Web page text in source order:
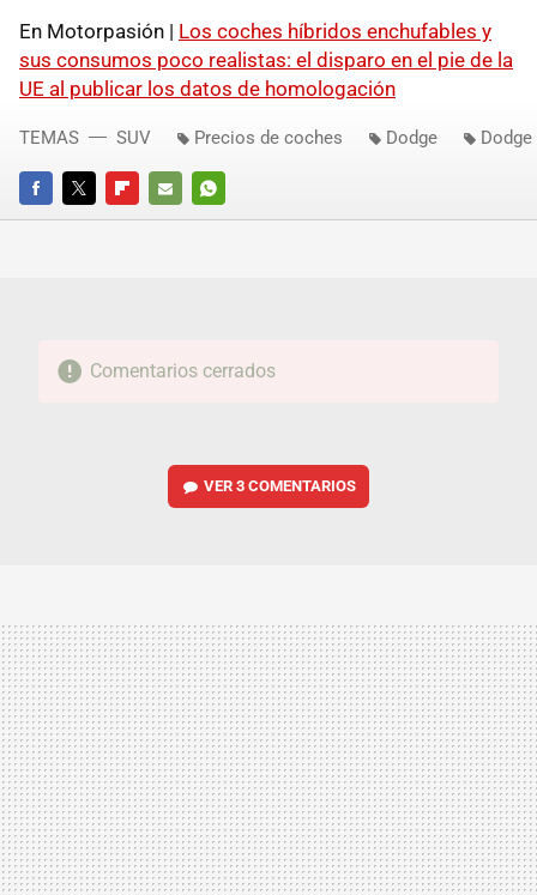
En Motorpasión | Los coches híbridos enchufables y
sus consumos poco realistas: el disparo en el pie de la
UE al publicar los datos de homologación
FACEBOOKTWITTERFLIPBOARD
E-
WHATSAPP
TEMAS SUV Precios de coches Dodge
Comentarios cerrados
VER3 COMENTARIOS